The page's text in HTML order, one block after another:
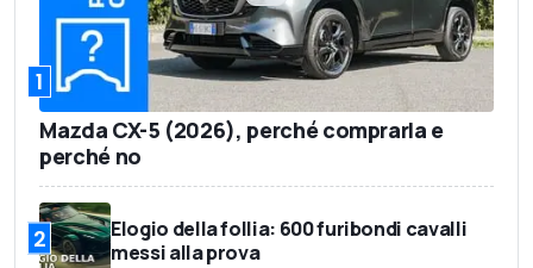
1
Mazda CX-5 (2026), perché comprarla e
perché no
2
Elogio della follia: 600 furibondi cavalli
messi alla prova